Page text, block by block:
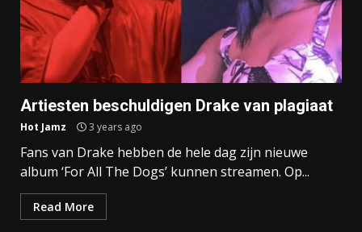
Artiesten beschuldigen Drake van plagiaat
Hot Jamz 3 years ago
Fans van Drake hebben de hele dag zijn nieuwe
album ‘For All The Dogs’ kunnen streamen. Op...
Read More